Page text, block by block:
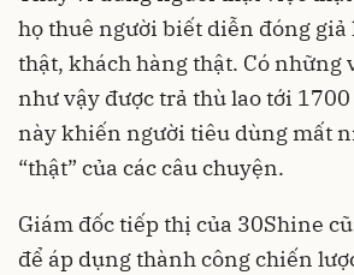
họ thuê người biết diễn đóng
thật, khách hàng thật. Có
như vậy được trả thù lao tới
này khiến người tiêu dùng mất
“thật” của các câu chuyện.
Giám đốc tiếp thị của 30Shine
để áp dụng thành công chiến